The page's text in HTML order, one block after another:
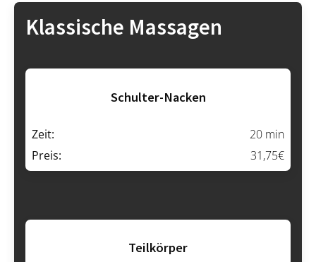
Klassische Massagen
Schulter-Nacken
Zeit:
20 min
Preis:
31,75€
Teilkörper